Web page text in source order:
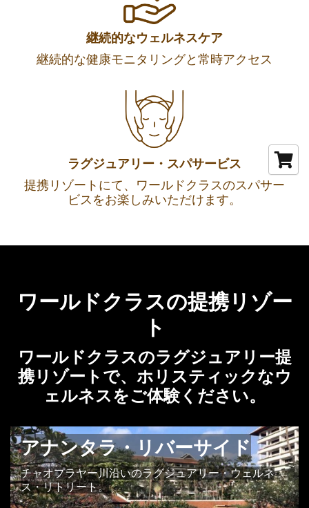
継続的なウェルネスケア
継続的な健康モニタリングと常時アクセス
ラグジュアリー・スパサービス
提携リゾートにて、ワールドクラスのスパサー
ビスをお楽しみいただけます。
ワールドクラスの提携リゾー
ト
ワールドクラスのラグジュアリー提
携リゾートで、ホリスティックなウ
ェルネスをご体験ください。
アナンタラ・リバーサイド
チャオプラヤー川沿いのラグジュアリー・ウェルネ
ス・リトリート。